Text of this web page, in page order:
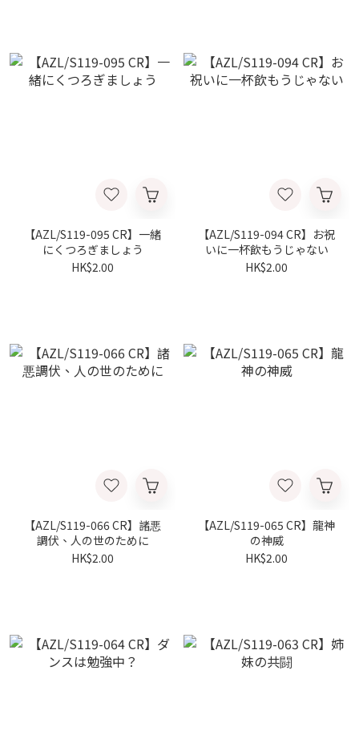
【AZL/S119-095 CR】一緒
にくつろぎましょう
HK$2.00
【AZL/S119-094 CR】お祝
いに一杯飲もうじゃない
HK$2.00
【AZL/S119-066 CR】諸悪
調伏、人の世のために
HK$2.00
【AZL/S119-065 CR】龍神
の神威
HK$2.00